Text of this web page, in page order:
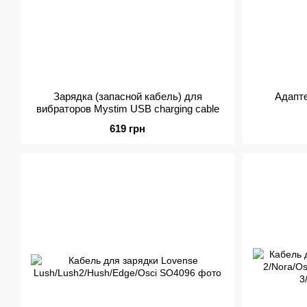
Зарядка (запасной кабель) для
вибраторов Mystim USB charging cable
619 грн